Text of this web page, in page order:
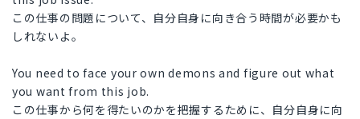
この仕事の問題について、自分自身に向き合う時間が必要かも
しれないよ。
You need to face your own demons and figure out what
you want from this job.
この仕事から何を得たいのかを把握するために、自分自身に向